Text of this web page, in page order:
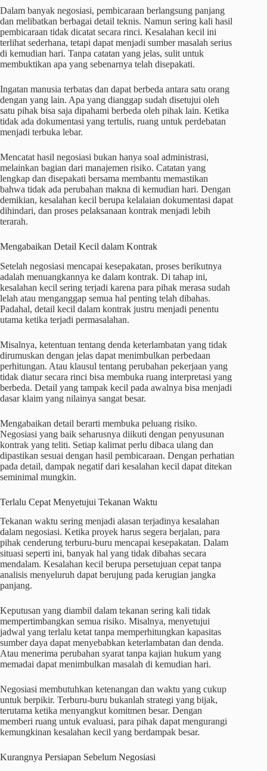
Dalam banyak negosiasi, pembicaraan berlangsung panjang
dan melibatkan berbagai detail teknis. Namun sering kali hasil
pembicaraan tidak dicatat secara rinci. Kesalahan kecil ini
terlihat sederhana, tetapi dapat menjadi sumber masalah serius
di kemudian hari. Tanpa catatan yang jelas, sulit untuk
membuktikan apa yang sebenarnya telah disepakati.
Ingatan manusia terbatas dan dapat berbeda antara satu orang
dengan yang lain. Apa yang dianggap sudah disetujui oleh
satu pihak bisa saja dipahami berbeda oleh pihak lain. Ketika
tidak ada dokumentasi yang tertulis, ruang untuk perdebatan
menjadi terbuka lebar.
Mencatat hasil negosiasi bukan hanya soal administrasi,
melainkan bagian dari manajemen risiko. Catatan yang
lengkap dan disepakati bersama membantu memastikan
bahwa tidak ada perubahan makna di kemudian hari. Dengan
demikian, kesalahan kecil berupa kelalaian dokumentasi dapat
dihindari, dan proses pelaksanaan kontrak menjadi lebih
terarah.
Mengabaikan Detail Kecil dalam Kontrak
Setelah negosiasi mencapai kesepakatan, proses berikutnya
adalah menuangkannya ke dalam kontrak. Di tahap ini,
kesalahan kecil sering terjadi karena para pihak merasa sudah
lelah atau menganggap semua hal penting telah dibahas.
Padahal, detail kecil dalam kontrak justru menjadi penentu
utama ketika terjadi permasalahan.
Misalnya, ketentuan tentang denda keterlambatan yang tidak
dirumuskan dengan jelas dapat menimbulkan perbedaan
perhitungan. Atau klausul tentang perubahan pekerjaan yang
tidak diatur secara rinci bisa membuka ruang interpretasi yang
berbeda. Detail yang tampak kecil pada awalnya bisa menjadi
dasar klaim yang nilainya sangat besar.
Mengabaikan detail berarti membuka peluang risiko.
Negosiasi yang baik seharusnya diikuti dengan penyusunan
kontrak yang teliti. Setiap kalimat perlu dibaca ulang dan
dipastikan sesuai dengan hasil pembicaraan. Dengan perhatian
pada detail, dampak negatif dari kesalahan kecil dapat ditekan
seminimal mungkin.
Terlalu Cepat Menyetujui Tekanan Waktu
Tekanan waktu sering menjadi alasan terjadinya kesalahan
dalam negosiasi. Ketika proyek harus segera berjalan, para
pihak cenderung terburu-buru mencapai kesepakatan. Dalam
situasi seperti ini, banyak hal yang tidak dibahas secara
mendalam. Kesalahan kecil berupa persetujuan cepat tanpa
analisis menyeluruh dapat berujung pada kerugian jangka
panjang.
Keputusan yang diambil dalam tekanan sering kali tidak
mempertimbangkan semua risiko. Misalnya, menyetujui
jadwal yang terlalu ketat tanpa memperhitungkan kapasitas
sumber daya dapat menyebabkan keterlambatan dan denda.
Atau menerima perubahan syarat tanpa kajian hukum yang
memadai dapat menimbulkan masalah di kemudian hari.
Negosiasi membutuhkan ketenangan dan waktu yang cukup
untuk berpikir. Terburu-buru bukanlah strategi yang bijak,
terutama ketika menyangkut komitmen besar. Dengan
memberi ruang untuk evaluasi, para pihak dapat mengurangi
kemungkinan kesalahan kecil yang berdampak besar.
Kurangnya Persiapan Sebelum Negosiasi